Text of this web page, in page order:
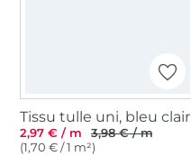
Tissu tulle uni, bleu clair
2,97 € / m
3,98 € / m
(1,70 € / 1 m²)